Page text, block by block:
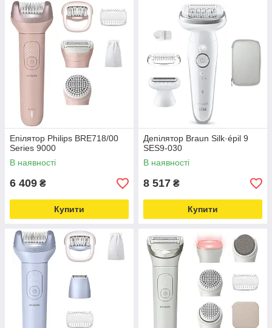
Епілятор Philips BRE718/00
Series 9000
В наявності
6 409 ₴
Купити
Депілятор Braun Silk·épil 9
SES9-030
В наявності
8 517 ₴
Купити